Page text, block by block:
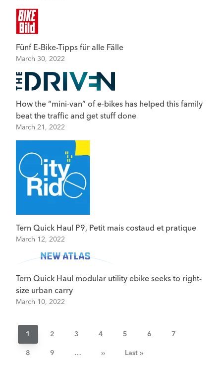
Fünf E-Bike-Tipps für alle Fälle
March 30, 2022
How the “mini-van” of e-bikes has helped this family
beat the traffic and get stuff done
March 21, 2022
Tern Quick Haul P9, Petit mais costaud et pratique
March 12, 2022
Tern Quick Haul modular utility ebike seeks to right-
size urban carry
March 10, 2022
Current
page
1 Página
2 Página
3 Página
4 Página
5 Página
6 Página
7
Página
8 Página
9 …
Next
››
Last
Last »